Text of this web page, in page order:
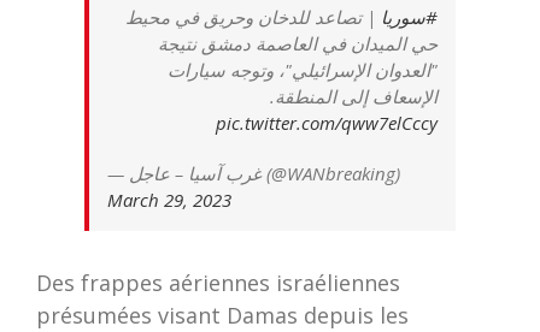
#سوريا | تصاعد للدخان وحريق في محيط
حي الميدان في العاصمة دمشق نتيجة
"العدوان الإسرائيلي"، وتوجه سيارات
الإسعاف إلى المنطقة.
pic.twitter.com/qww7elCccy
— غرب آسيا – عاجل (@WANbreaking)
March 29, 2023
Des frappes aériennes israéliennes
présumées visant Damas depuis les